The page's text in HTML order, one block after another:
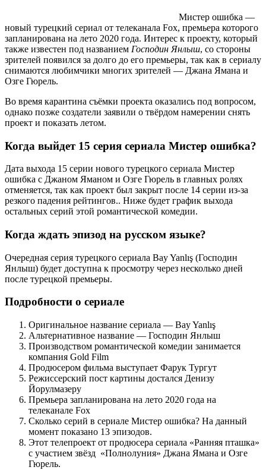
Мистер ошибка —
новый турецкий сериал от телеканала Fox, премьера которого
запланирована на лето 2020 года. Интерес к проекту, который
также известен под названием Господин Янлыш, со стороны
зрителей появился за долго до его премьеры, так как в сериалу
снимаются любимчики многих зрителей — Джана Ямана и
Озге Гюрель.
Во время карантина съёмки проекта оказались под вопросом,
однако позже создатели заявили о твёрдом намерении снять
проект и показать летом.
Когда выйдет 15 серия сериала Мистер ошибка?
Дата выхода 15 серии нового турецкого сериала Мистер
ошибка с Джаном Яманом и Озге Гюрель в главных ролях
отменяется, так как проект был закрыт после 14 серии из-за
резкого падения рейтингов.. Ниже будет график выхода
остальных серий этой романтической комедии.
Когда ждать эпизод на русском языке?
Очередная серия турецкого сериала Bay Yanlış (Господин
Янлыш) будет доступна к просмотру через несколько дней
после турецкой премьеры.
Подробности о сериале
Оригинальное название сериала — Bay Yanlış
Альтернативное название — Господин Янлыш
Производством романтической комедии занимается
компания Gold Film
Продюсером фильма выступает Фарук Тургут
Режиссерский пост картины достался Денизу
Йорулмазеру
Премьера запланирована на лето 2020 года на
телеканале Fox
Сколько серий в сериале Мистер ошибка? На данный
момент показано 13 эпизодов.
Этот телепроект от продюсера сериала «Ранняя пташка»
с участием звёзд «Полнолуния» Джана Ямана и Озге
Гюрель.